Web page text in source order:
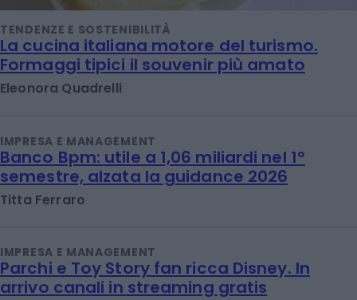
TENDENZE E SOSTENIBILITÀ
La cucina italiana motore del turismo.
Formaggi tipici il souvenir più amato
Eleonora Quadrelli
IMPRESA E MANAGEMENT
Banco Bpm: utile a 1,06 miliardi nel 1°
semestre, alzata la guidance 2026
Titta Ferraro
IMPRESA E MANAGEMENT
Parchi e Toy Story fan ricca Disney. In
arrivo canali in streaming gratis